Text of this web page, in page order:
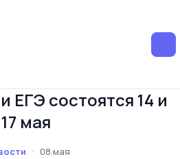
ЕГЭ состоятся 14 и
17 мая
08.мая